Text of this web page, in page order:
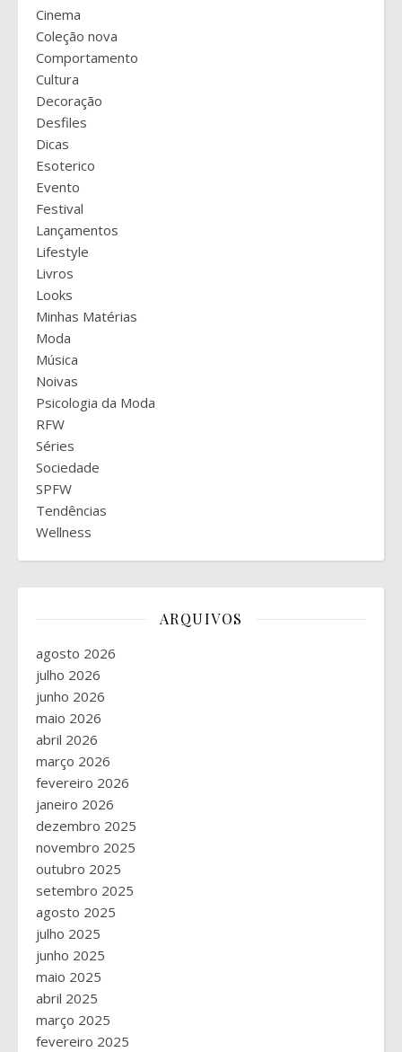
Cinema
Coleção nova
Comportamento
Cultura
Decoração
Desfiles
Dicas
Esoterico
Evento
Festival
Lançamentos
Lifestyle
Livros
Looks
Minhas Matérias
Moda
Música
Noivas
Psicologia da Moda
RFW
Séries
Sociedade
SPFW
Tendências
Wellness
ARQUIVOS
agosto 2026
julho 2026
junho 2026
maio 2026
abril 2026
março 2026
fevereiro 2026
janeiro 2026
dezembro 2025
novembro 2025
outubro 2025
setembro 2025
agosto 2025
julho 2025
junho 2025
maio 2025
abril 2025
março 2025
fevereiro 2025